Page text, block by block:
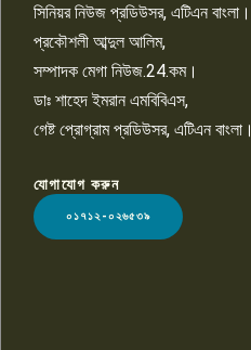
LOGO
সিনিয়র নিউজ প্রডিউসর, এটিএন বাংলা।
প্রকৌশলী আব্দুল আলিম,
সম্পাদক মেগা নিউজ.24.কম।
ডাঃ শাহেদ ইমরান এমবিবিএস,
গেষ্ট প্রোগ্রাম প্রডিউসর, এটিএন বাংলা।
যোগাযোগ করুন
০১৭১২-০২৬৫৩৯